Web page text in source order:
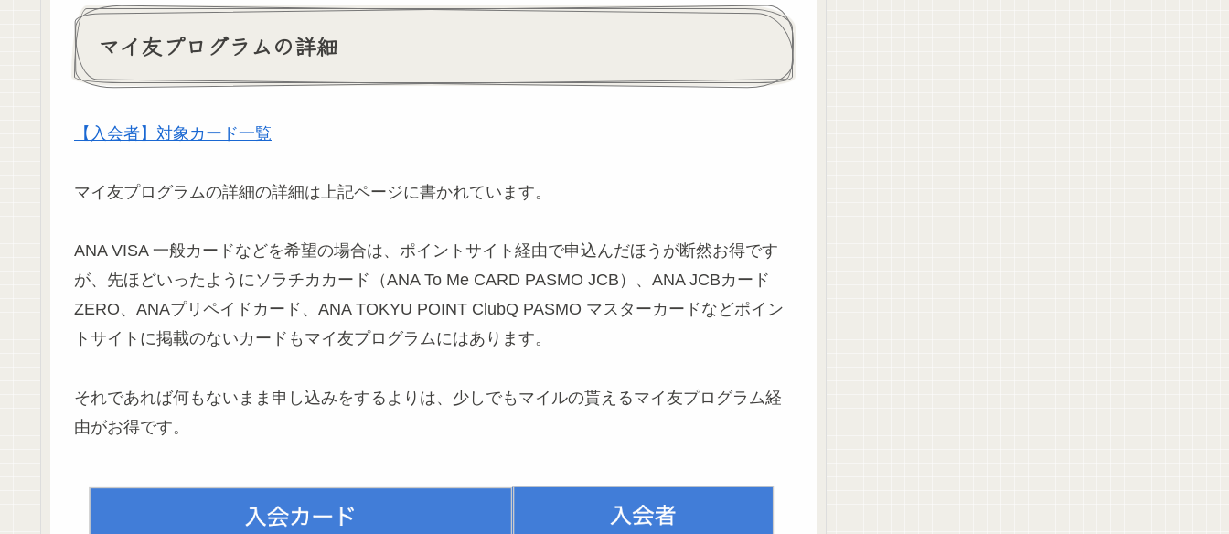
マイ友プログラムの詳細
【入会者】対象カード一覧
マイ友プログラムの詳細の詳細は上記ページに書かれています。
ANA VISA 一般カードなどを希望の場合は、ポイントサイト経由で申込んだほうが断然お得です
が、先ほどいったようにソラチカカード（ANA To Me CARD PASMO JCB）、ANA JCBカード
ZERO、ANAプリペイドカード、ANA TOKYU POINT ClubQ PASMO マスターカードなどポイン
トサイトに掲載のないカードもマイ友プログラムにはあります。
それであれば何もないまま申し込みをするよりは、少しでもマイルの貰えるマイ友プログラム経
由がお得です。